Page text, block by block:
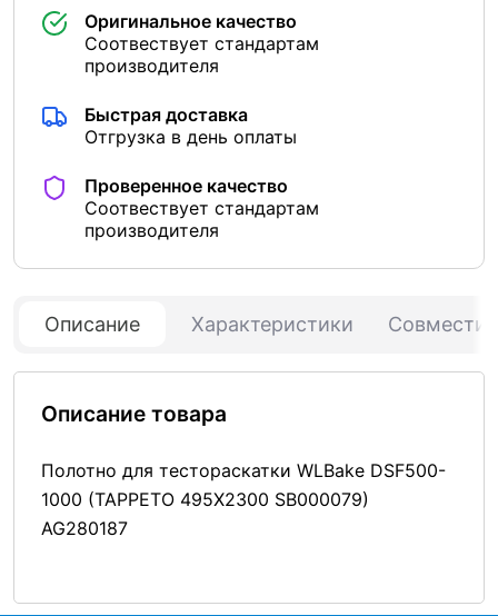
Оригинальное качество
Соотвествует стандартам
производителя
Быстрая доставка
Отгрузка в день оплаты
Проверенное качество
Соотвествует стандартам
производителя
Описание Характеристики
Описание товара
Полотно для тестораскатки WLBake DSF500-
1000 (TAPPETO 495X2300 SB000079)
AG280187